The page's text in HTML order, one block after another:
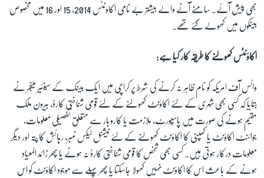
بھی پیش آئے۔ سامنے آنے والے بیشتر بے نامی اکاونٹس 2014، 15 اور 16 میں مخصوص
بینکوں میں کھولے گئے تھے۔
اکاؤنٹس کھولنے کا طریقہ کار کیا ہے:
وائس آف امریکہ کو نام ظاہر نہ کرنے کی شرط پر کراچی میں ایک بینک کے سینئیر مینجر نے
بتایا کہ کسی بھی شہری کے لئے اکاؤنٹ کھولنے کے لئے قومی شناختی کارڈ، بیرون ملک
مقیم ہونے کی صورت میں پاسپورٹ، ملازمت یا کاروبار سے متعلق تفصیلی معلومات،
جوائنٹ اکاؤنٹ یا کمپنی کا اکاؤنٹ کھولنے کے لئے نیشنل ٹیکس نمبر، رہائش کا پتہ اور دیگر
معلومات درکار ہوتی ہیں۔ کسی بھی شخص کا قومی شناختی کارڈ نہ ہونے یا پھر زائد المعیاد
ہونے کے باعث اس کا اکاؤنٹ نہیں کھولا جاسکتا یا پھر پہلے سے موجود اکاؤنٹ کو اس